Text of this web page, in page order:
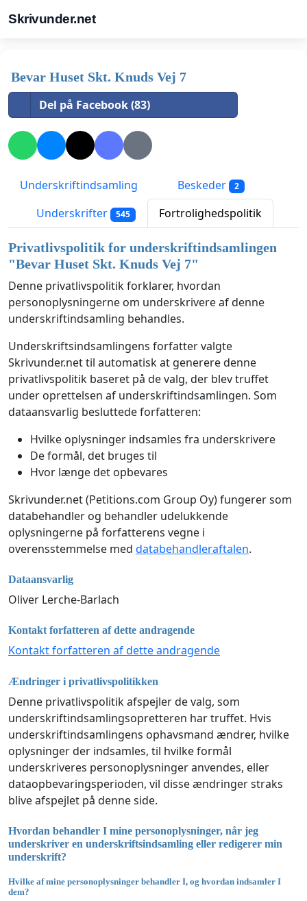
Skrivunder.net
Bevar Huset Skt. Knuds Vej 7
Del på Facebook (83)
Underskriftindsamling Beskeder 2
Underskrifter 545 Fortrolighedspolitik
Privatlivspolitik for underskriftindsamlingen
"Bevar Huset Skt. Knuds Vej 7"
Denne privatlivspolitik forklarer, hvordan
personoplysningerne om underskrivere af denne
underskriftindsamling behandles.
Underskriftsindsamlingens forfatter valgte
Skrivunder.net til automatisk at generere denne
privatlivspolitik baseret på de valg, der blev truffet
under oprettelsen af underskriftindsamlingen. Som
dataansvarlig besluttede forfatteren:
Hvilke oplysninger indsamles fra underskrivere
De formål, det bruges til
Hvor længe det opbevares
Skrivunder.net (Petitions.com Group Oy) fungerer som
databehandler og behandler udelukkende
oplysningerne på forfatterens vegne i
overensstemmelse med databehandleraftalen.
Dataansvarlig
Oliver Lerche-Barlach
Kontakt forfatteren af dette andragende
Kontakt forfatteren af dette andragende
Ændringer i privatlivspolitikken
Denne privatlivspolitik afspejler de valg, som
underskriftindsamlingsopretteren har truffet. Hvis
underskriftindsamlingens ophavsmand ændrer, hvilke
oplysninger der indsamles, til hvilke formål
underskriveres personoplysninger anvendes, eller
dataopbevaringsperioden, vil disse ændringer straks
blive afspejlet på denne side.
Hvordan behandler I mine personoplysninger, når jeg
underskriver en underskriftsindsamling eller redigerer min
underskrift?
Hvilke af mine personoplysninger behandler I, og hvordan indsamler I
dem?